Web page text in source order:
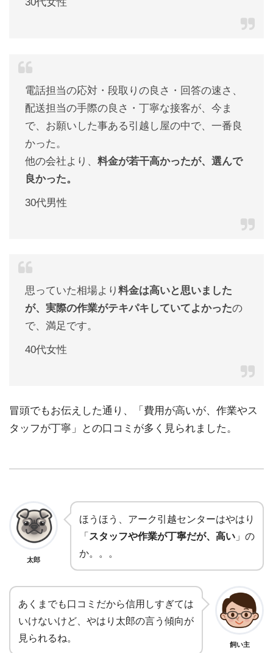
電話担当の応対・段取りの良さ・回答の速さ、
配送担当の手際の良さ・丁寧な接客が、今ま
で、お願いした事ある引越し屋の中で、一番良
かった。
他の会社より、 料金が若干高かったが、選んで
良かった。
30代男性
思っていた相場より 料金は高いと思いました
が、実際の作業がテキパキしていてよかったの
で、満足です。
40代女性
冒頭でもお伝えした通り、「費用が高いが、作業やス
タッフが丁寧」との口コミが多く見られました。
太郎
ほうほう、アーク引越センターはやはり
「スタッフや作業が丁寧だが、高い 」の
か。。。
あくまでも口コミだから信用しすぎては
いけないけど、やはり太郎の言う傾向が
見られるね。
飼い主